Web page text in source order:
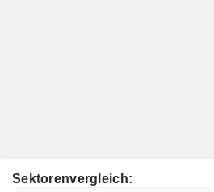
Sektorenvergleich: